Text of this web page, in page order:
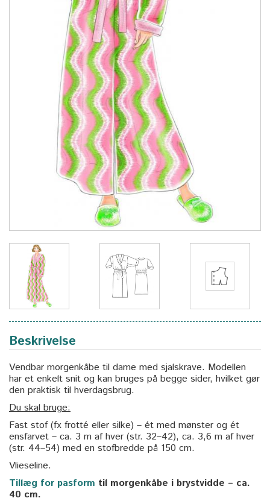
Beskrivelse
Vendbar morgenkåbe til dame med sjalskrave. Modellen
har et enkelt snit og kan bruges på begge sider, hvilket gør
den praktisk til hverdagsbrug.
Du skal bruge:
Fast stof (fx frotté eller silke) – ét med mønster og ét
ensfarvet – ca. 3 m af hver (str. 32–42), ca. 3,6 m af hver
(str. 44–54) med en stofbredde på 150 cm.
Vlieseline.
Tillæg for pasform til morgenkåbe i brystvidde – ca.
40 cm.